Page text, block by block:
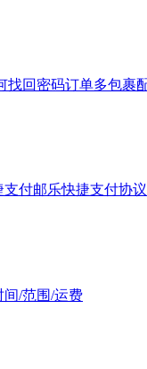
找回密码订单多包裹
支付邮乐快捷支付协议
间/范围/运费